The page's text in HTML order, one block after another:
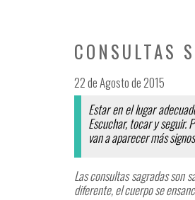
CONSULTAS
22 de Agosto de 2015
Estar en el lugar
Escuchar, tocar y seguir.
van a aparecer más
Las consultas sagradas son
diferente, el cuerpo se